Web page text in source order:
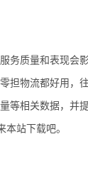
务质量和表现会
担物流都好用，
等相关数据，并
本站下载吧。